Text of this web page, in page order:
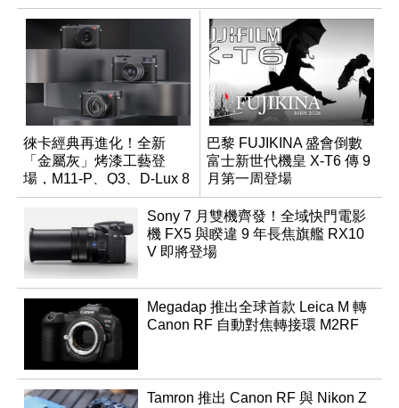
徠卡經典再進化！全新
「金屬灰」烤漆工藝登
場，M11-P、Q3、D-Lux 8
領銜換裝
巴黎 FUJIKINA 盛會倒數
富士新世代機皇 X-T6 傳 9
月第一周登場
Sony 7 月雙機齊發！全域快門電影
機 FX5 與睽違 9 年長焦旗艦 RX10
V 即將登場
Megadap 推出全球首款 Leica M 轉
Canon RF 自動對焦轉接環 M2RF
Tamron 推出 Canon RF 與 Nikon Z